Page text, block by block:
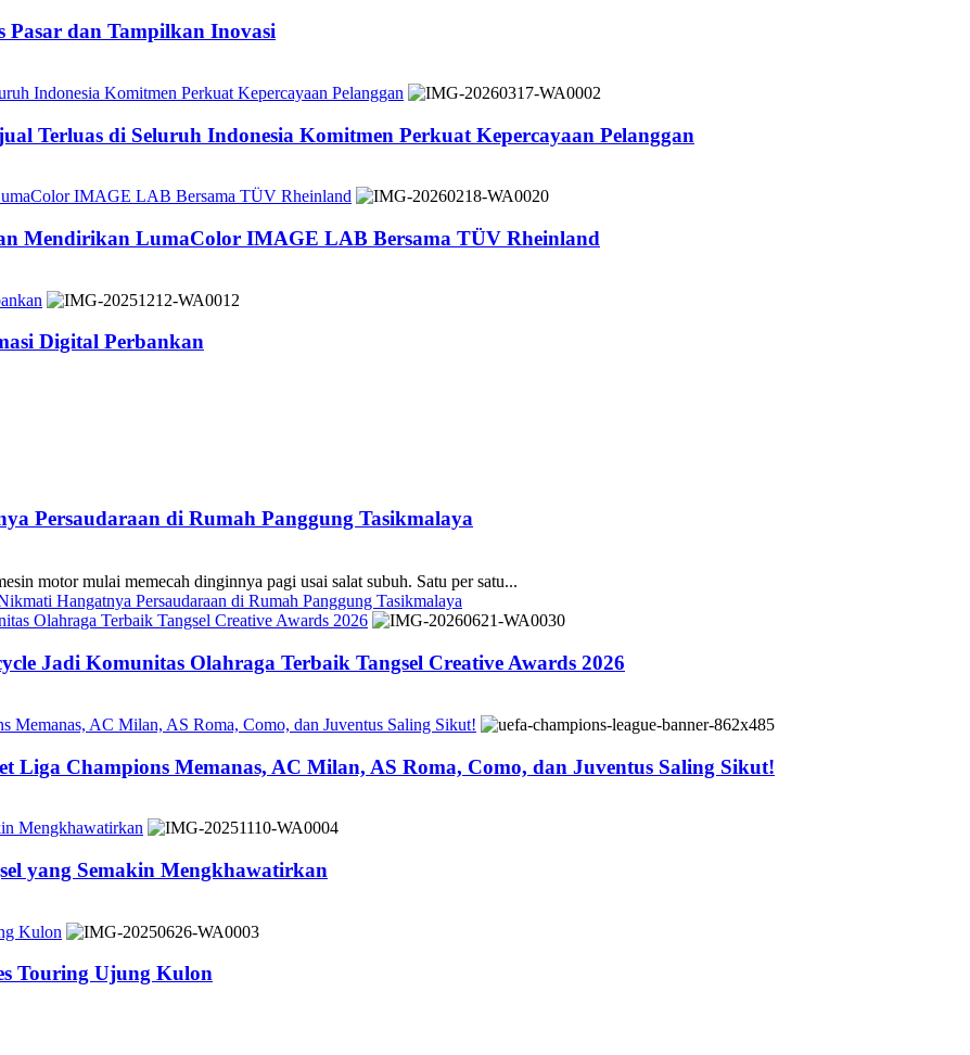
dan Tampilkan Inovasi
Indonesia Komitmen Perkuat Kepercayaan Pelanggan
Terluas di Seluruh Indonesia Komitmen Perkuat Kepercayaan Pelanggan
IMAGE LAB Bersama TÜV Rheinland
Mendirikan LumaColor IMAGE LAB Bersama TÜV Rheinland
Digital Perbankan
Persaudaraan di Rumah Panggung Tasikmalaya
mulai memecah dinginnya pagi usai salat subuh. Satu per satu...
Hangatnya Persaudaraan di Rumah Panggung Tasikmalaya
Olahraga Terbaik Tangsel Creative Awards 2026
Jadi Komunitas Olahraga Terbaik Tangsel Creative Awards 2026
Memanas, AC Milan, AS Roma, Como, dan Juventus Saling Sikut!
Liga Champions Memanas, AC Milan, AS Roma, Como, dan Juventus Saling Sikut!
Mengkhawatirkan
yang Semakin Mengkhawatirkan
Kulon
Touring Ujung Kulon